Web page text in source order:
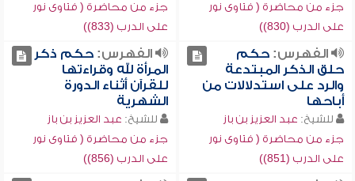
جزء من محاضرة ( فتاوى نور
على الدرب (830))
جزء من محاضرة ( فتاوى نور
على الدرب (833))
الفهرس:حكم
حلق الذكر المبتدعة
والرد على استدلالات من
أباحها
للشيخ: عبد العزيز بن باز
جزء من محاضرة ( فتاوى نور
على الدرب (851))
الفهرس:حكم ذكر
المرأة لله وقراءتها
للقرآن أثناء الدورة
الشهرية
للشيخ: عبد العزيز بن باز
جزء من محاضرة ( فتاوى نور
على الدرب (856))